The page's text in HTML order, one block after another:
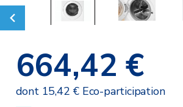
664,42 €
dont 15,42 € Eco-participation